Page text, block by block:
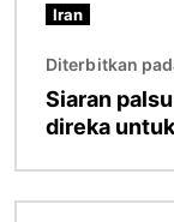
Iran
Diterbitkan
Siaran
direka